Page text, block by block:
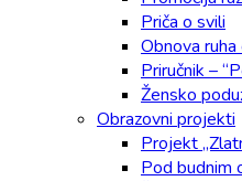
Priča o svili
Obnova
Priručnik –
Žensko
Obrazovni projekti
Projekt
Pod budnim